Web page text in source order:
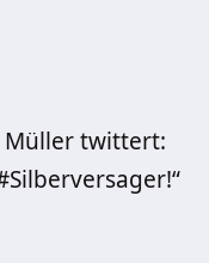
Müller twittert: